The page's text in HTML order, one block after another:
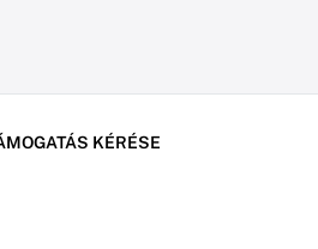
KÉRÉSE